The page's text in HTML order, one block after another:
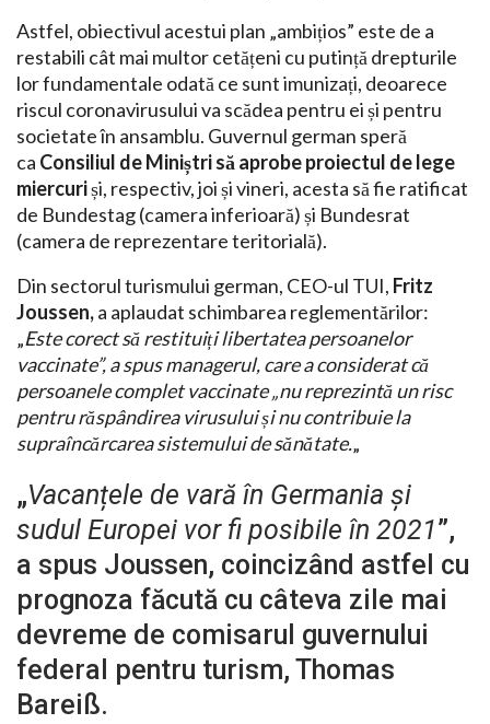
Astfel, obiectivul acestui plan „ambițios” este de a
restabili cât mai multor cetățeni cu putință drepturile
lor fundamentale odată ce sunt imunizați, deoarece
riscul coronavirusului va scădea pentru ei și pentru
societate în ansamblu. Guvernul german speră
ca Consiliul de Miniștri să aprobe proiectul de lege
miercuriși, respectiv, joi și vineri, acesta să fie ratificat
de Bundestag (camera inferioară) și Bundesrat
(camera de reprezentare teritorială).
Din sectorul turismului german, CEO-ul TUI, Fritz
Joussen,a aplaudat schimbarea reglementărilor:
„Este corect să restituiți libertatea persoanelor
vaccinate”, a spus managerul, care a considerat că
persoanele complet vaccinate „nu reprezintă un risc
pentru răspândirea virusului și nu contribuie la
supraîncărcarea sistemului de sănătate.„
„Vacanțele de vară în Germania și
sudul Europei vor fi posibile în 2021”,
a spus Joussen, coincizând astfel cu
prognoza făcută cu câteva zile mai
devreme de comisarul guvernului
federal pentru turism, Thomas
Bareiß.